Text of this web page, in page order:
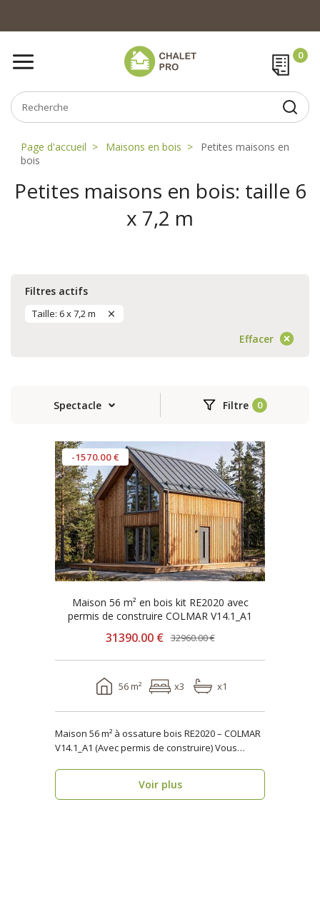
Page d'accueil Maisons en bois
Petites maisons en
bois
Petites maisons en bois: taille 6
x 7,2 m
Filtres actifs
Taille: 6 x 7,2 m
Effacer
Spectacle Filtre
-1570.00 €
Maison 56 m² en bois kit RE2020 avec
permis de construire COLMAR V14.1_A1
31390.00 € 32960.00 €
56 m² x3 x1
Maison 56 m² à ossature bois RE2020 – COLMAR
V14.1_A1 (Avec permis de construire) Vous
Voir plus